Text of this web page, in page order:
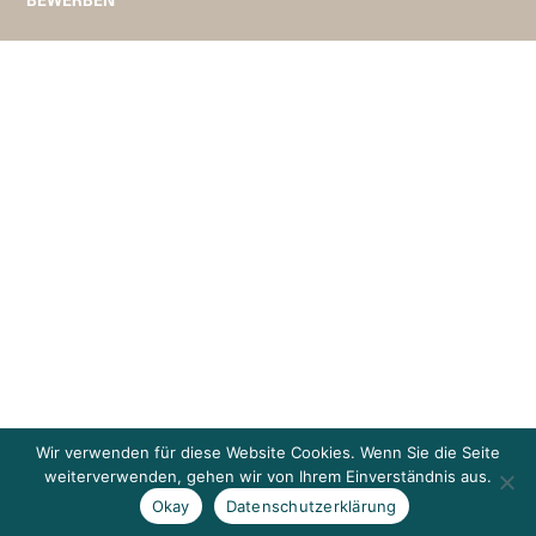
Wir verwenden für diese Website Cookies. Wenn Sie die Seite
weiterverwenden, gehen wir von Ihrem Einverständnis aus.
Okay
Datenschutzerklärung